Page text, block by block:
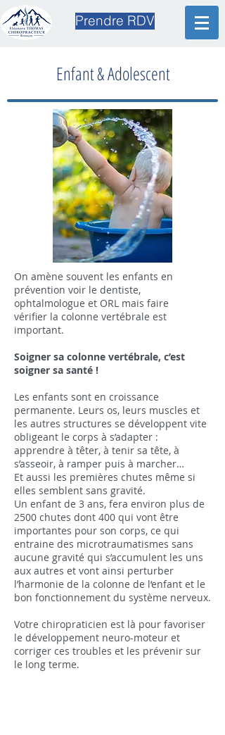
Prendre RDV
Enfant & Adolescent
On amène souvent les enfants en
prévention voir le dentiste,
ophtalmologue et ORL mais faire
vérifier la colonne vertébrale est
important.
Soigner sa colonne vertébrale, c’est
soigner sa santé !
Les enfants sont en croissance
permanente. Leurs os, leurs muscles et
les autres structures se développent vite
obligeant le corps à s’adapter :
apprendre à têter, à tenir sa tête, à
s’asseoir, à ramper puis à marcher…
Et aussi les premières chutes même si
elles semblent sans gravité.
Un enfant de 3 ans, fera environ plus de
2500 chutes dont 400 qui vont être
importantes pour son corps, ce qui
entraine des microtraumatismes sans
aucune gravité qui s’accumulent les uns
aux autres et vont ainsi perturber
l’harmonie de la colonne de l‘enfant et le
bon fonctionnement du système nerveux.
Votre chiropraticien est là pour favoriser
le développement neuro-moteur et
corriger ces troubles et les prévenir sur
le long terme.